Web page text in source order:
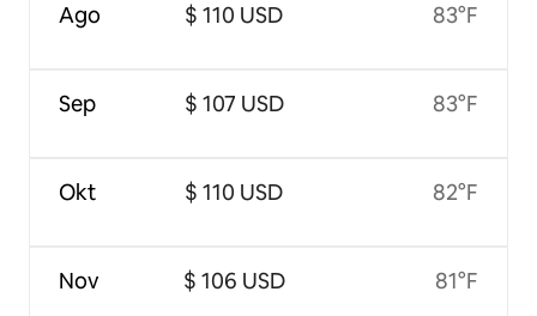
Ago
Sep
Okt
Nov
$ 110 USD
$ 107 USD
$ 110 USD
$ 106 USD
83°F
83°F
82°F
81°F